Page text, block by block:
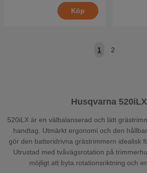
Köp
1 2
Husqvarna 520iLX
520iLX är en välbalanserad och lätt
handtag. Utmärkt ergonomi och den
gör den batteridrivna grästrimmern idealisk
Utrustad med tvåvägsrotation på
möjligt att byta rotationsriktning och